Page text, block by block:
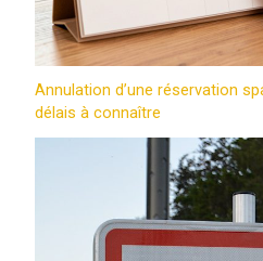
Annulation d’une réservation
délais à connaître